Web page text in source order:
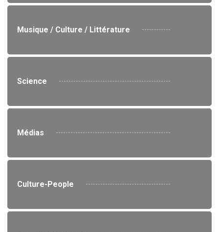
Musique / Culture / Littérature
Science
Médias
Culture-People